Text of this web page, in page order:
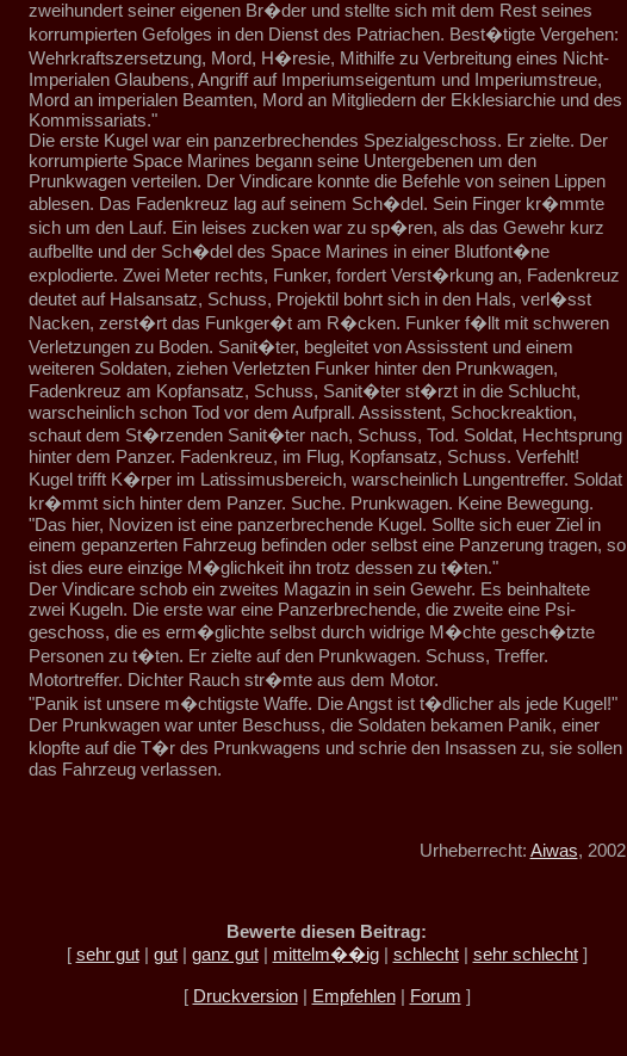
zweihundert seiner eigenen Br�der und stellte sich mit dem Rest seines
korrumpierten Gefolges in den Dienst des Patriachen. Best�tigte Vergehen:
Wehrkraftszersetzung, Mord, H�resie, Mithilfe zu Verbreitung eines Nicht-
Imperialen Glaubens, Angriff auf Imperiumseigentum und Imperiumstreue,
Mord an imperialen Beamten, Mord an Mitgliedern der Ekklesiarchie und des
Kommissariats."
Die erste Kugel war ein panzerbrechendes Spezialgeschoss. Er zielte. Der
korrumpierte Space Marines begann seine Untergebenen um den
Prunkwagen verteilen. Der Vindicare konnte die Befehle von seinen Lippen
ablesen. Das Fadenkreuz lag auf seinem Sch�del. Sein Finger kr�mmte
sich um den Lauf. Ein leises zucken war zu sp�ren, als das Gewehr kurz
aufbellte und der Sch�del des Space Marines in einer Blutfont�ne
explodierte. Zwei Meter rechts, Funker, fordert Verst�rkung an, Fadenkreuz
deutet auf Halsansatz, Schuss, Projektil bohrt sich in den Hals, verl�sst
Nacken, zerst�rt das Funkger�t am R�cken. Funker f�llt mit schweren
Verletzungen zu Boden. Sanit�ter, begleitet von Assisstent und einem
weiteren Soldaten, ziehen Verletzten Funker hinter den Prunkwagen,
Fadenkreuz am Kopfansatz, Schuss, Sanit�ter st�rzt in die Schlucht,
warscheinlich schon Tod vor dem Aufprall. Assisstent, Schockreaktion,
schaut dem St�rzenden Sanit�ter nach, Schuss, Tod. Soldat, Hechtsprung
hinter dem Panzer. Fadenkreuz, im Flug, Kopfansatz, Schuss. Verfehlt!
Kugel trifft K�rper im Latissimusbereich, warscheinlich Lungentreffer. Soldat
kr�mmt sich hinter dem Panzer. Suche. Prunkwagen. Keine Bewegung.
"Das hier, Novizen ist eine panzerbrechende Kugel. Sollte sich euer Ziel in
einem gepanzerten Fahrzeug befinden oder selbst eine Panzerung tragen, so
ist dies eure einzige M�glichkeit ihn trotz dessen zu t�ten."
Der Vindicare schob ein zweites Magazin in sein Gewehr. Es beinhaltete
zwei Kugeln. Die erste war eine Panzerbrechende, die zweite eine Psi-
geschoss, die es erm�glichte selbst durch widrige M�chte gesch�tzte
Personen zu t�ten. Er zielte auf den Prunkwagen. Schuss, Treffer.
Motortreffer. Dichter Rauch str�mte aus dem Motor.
"Panik ist unsere m�chtigste Waffe. Die Angst ist t�dlicher als jede Kugel!"
Der Prunkwagen war unter Beschuss, die Soldaten bekamen Panik, einer
klopfte auf die T�r des Prunkwagens und schrie den Insassen zu, sie sollen
das Fahrzeug verlassen.
Urheberrecht: Aiwas, 2002
Bewerte diesen Beitrag:
[ sehr gut| gut| ganz gut| mittelm��ig| schlecht| sehr schlecht]
[ Druckversion| Empfehlen| Forum ]